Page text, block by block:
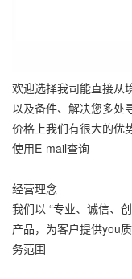
欢迎选择我司能直接从
以及备件、解决您多处
价格上我们有很大的优
使用E-mail查询
经营理念
我们以 “专业、诚信、
产品，为客户提供you
务范围